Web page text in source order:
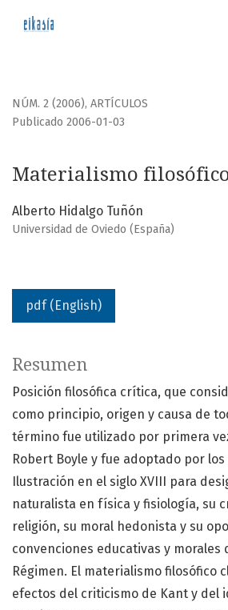
NÚM. 2 (2006), ARTÍCULOS
Materialismo
Publicado 2006-01-03
Alberto Hidalgo Tuñón
Universidad de Oviedo (España)
pdf (English)
Resumen
Posición filosófica crítica, que
como principio, origen y causa de
término fue utilizado por primera
Robert Boyle y fue adoptado por los
Ilustración en el siglo XVIII para
naturalista en física y fisiología, su
religión, su moral hedonista y su
convenciones educativas y morales
Régimen. El materialismo filosófico
efectos del criticismo de Kant y del